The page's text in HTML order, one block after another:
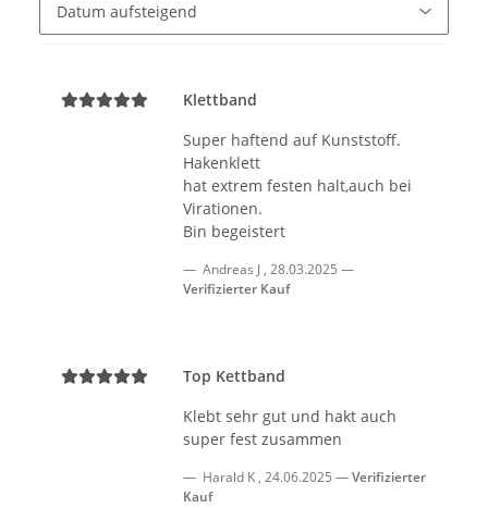
Klettband
Super haftend auf Kunststoff.
Hakenklett
hat extrem festen halt,auch bei
Virationen.
Bin begeistert
Andreas J , 28.03.2025
Verifizierter Kauf
Top Kettband
Klebt sehr gut und hakt auch
super fest zusammen
Harald K , 24.06.2025
Verifizierter
Kauf